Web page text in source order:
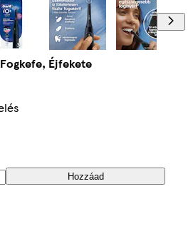
Éjfekete
Hozzáad